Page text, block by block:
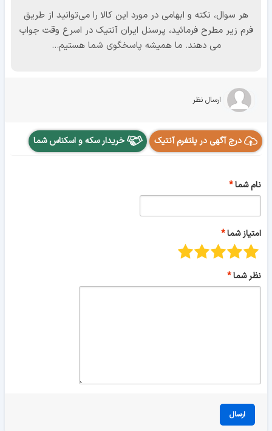
هر سوال، نکته و ابهامی در مورد این کالا را می‌توانید از طریق
فرم زیر مطرح فرمائید، پرسنل ایران آنتیک در اسرع وقت جواب
می دهند. ما همیشه پاسخگوی شما هستیم...
ارسال نظر
درج آگهی در پلتفرم آنتیک خریدار سکه و اسکناس شما
نام شما
امتیاز شما
نظر شما
ارسال